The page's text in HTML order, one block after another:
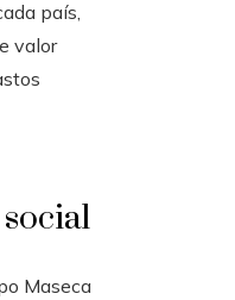
país,
valor
Maseca